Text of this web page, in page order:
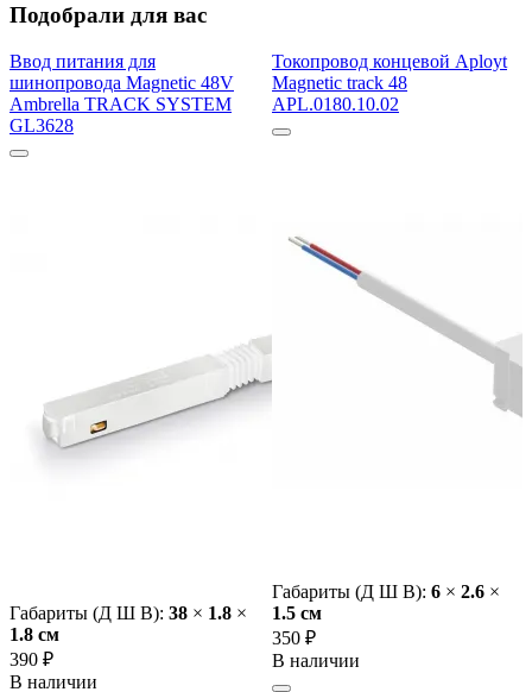
Подобрали для вас
Ввод питания для
шинопровода Magnetic 48V
Ambrella TRACK SYSTEM
GL3628
Габариты (Д Ш В): 38 × 1.8 ×
1.8 cм
390 ₽
В наличии
Токопровод концевой Aployt
Magnetic track 48
APL.0180.10.02
Габариты (Д Ш В): 6 × 2.6 ×
1.5 cм
350 ₽
В наличии